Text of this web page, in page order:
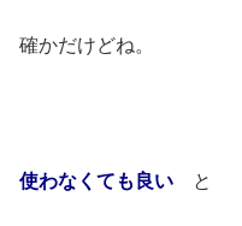
確かだけどね。
使わなくても良い と